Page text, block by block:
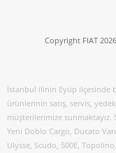
Copyright FIAT
İstanbul ilinin Eyüp ilçesinde
ürünlerinin satış, servis,
müşterilerimize
Yeni Doblo Cargo, Ducato
Ulysse, Scudo, 500E,